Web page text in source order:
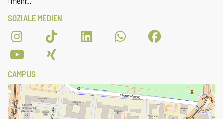
SOZIALE MEDIEN
CAMPUS